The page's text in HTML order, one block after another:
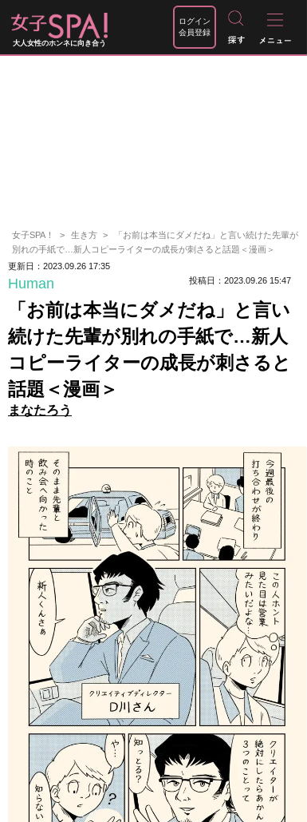
大人女性のホンネに向き合う
ログイン
会員登録
女子SPA！ 生き方
「お前は本当にダメだね」と言い続けた先輩が
別れの手紙で…新人コピーライターの成長が刺さると話題＜漫画＞
更新日：2023.09.26 17:35
Human 投稿日：2023.09.26 15:47
「お前は本当にダメだね」と言い
続けた先輩が別れの手紙で…新人
コピーライターの成長が刺さると
話題＜漫画＞
まなたろう